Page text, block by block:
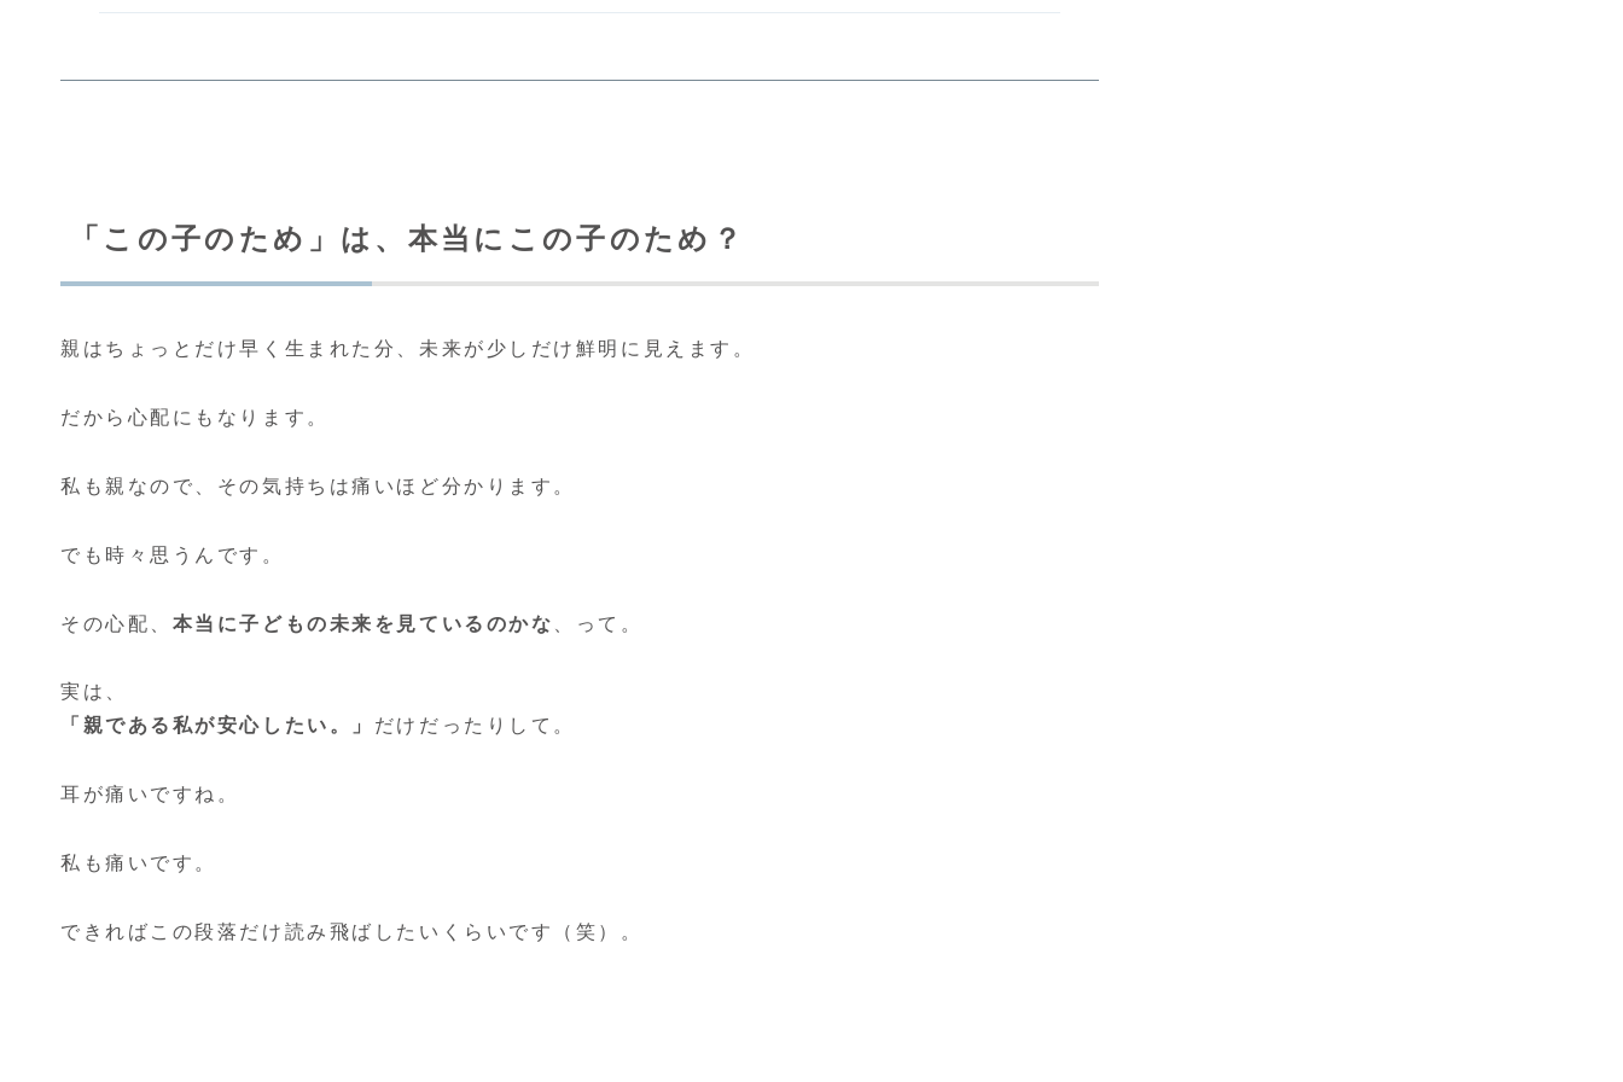
「この子のため」は、本当にこの子のため？
親はちょっとだけ早く生まれた分、未来が少しだけ鮮明に見えます。
だから心配にもなります。
私も親なので、その気持ちは痛いほど分かります。
でも時々思うんです。
その心配、 本当に子どもの未来を見ているのかな 、って。
実は、
「親である私が安心したい。」 だけだったりして。
耳が痛いですね。
私も痛いです。
できればこの段落だけ読み飛ばしたいくらいです（笑）。